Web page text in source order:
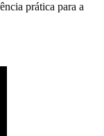
prática para a